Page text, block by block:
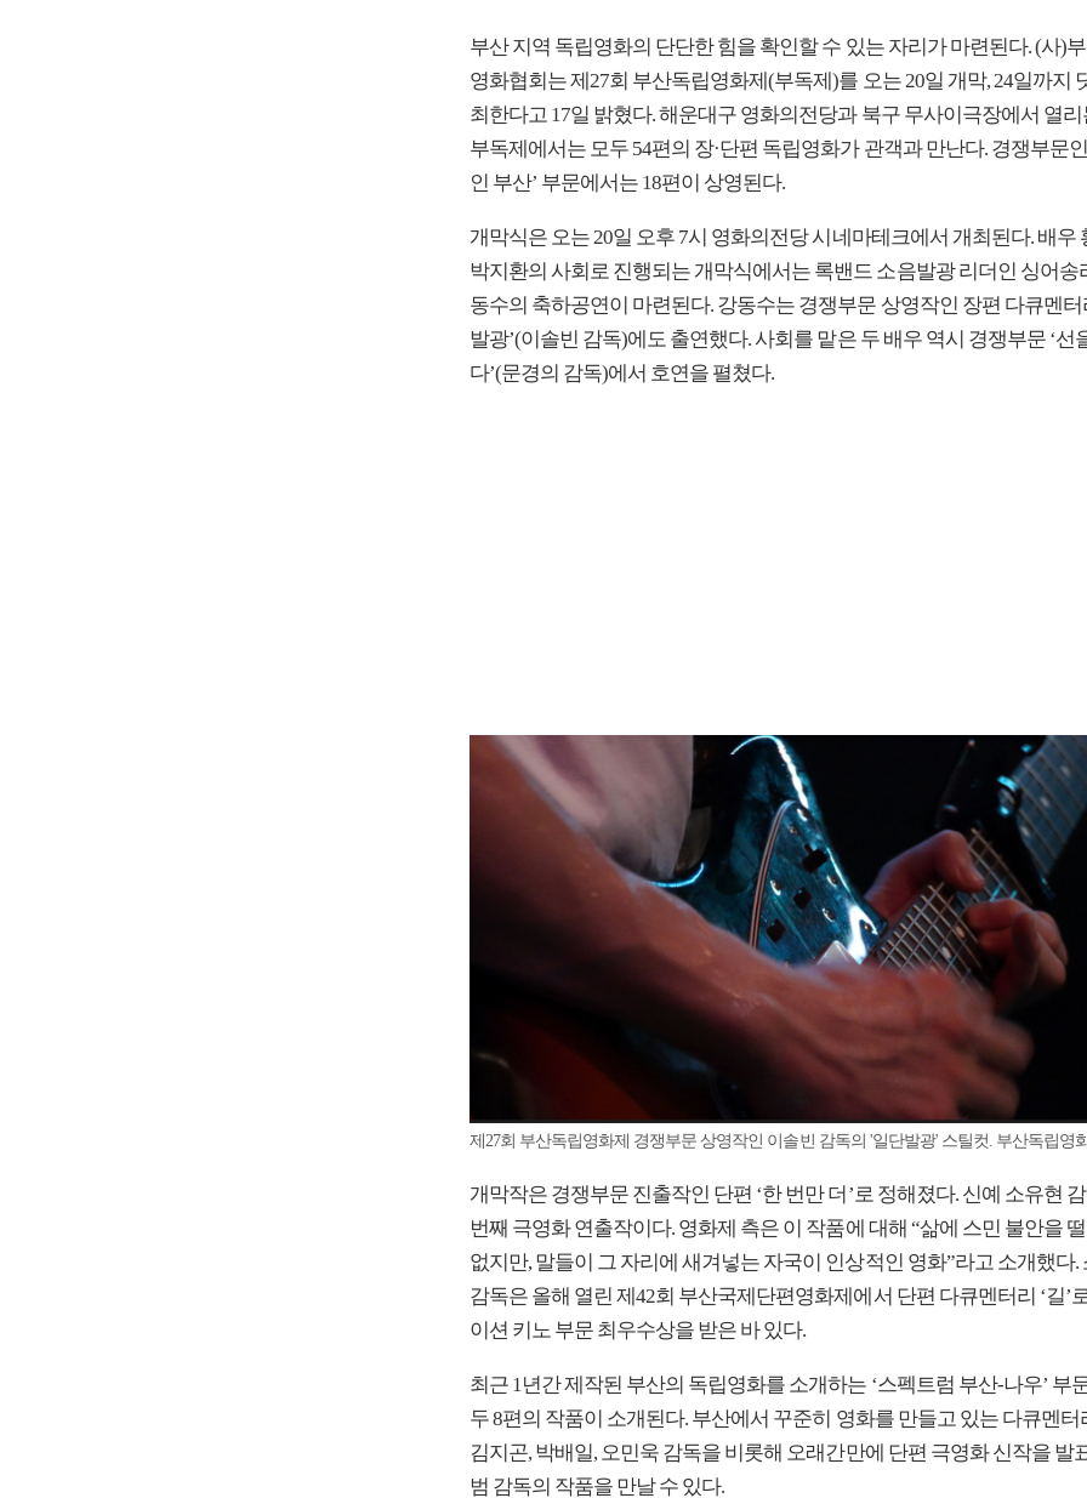
부산 지역 독립영화의 단단한 힘을 확인할 수 있는 자리가 마련된다. (사)
영화협회는 제27회 부산독립영화제(부독제)를 오는 20일 개막, 24일까지
최한다고 17일 밝혔다. 해운대구 영화의전당과 북구 무사이극장에서 열리
부독제에서는 모두 54편의 장·단편 독립영화가 관객과 만난다. 경쟁부문
인 부산’ 부문에서는 18편이 상영된다.
개막식은 오는 20일 오후 7시 영화의전당 시네마테크에서 개최된다. 배우
박지환의 사회로 진행되는 개막식에서는 록밴드 소음발광 리더인 싱어송
동수의 축하공연이 마련된다. 강동수는 경쟁부문 상영작인 장편 다큐멘터
발광’(이솔빈 감독)에도 출연했다. 사회를 맡은 두 배우 역시 경쟁부문 ‘선
다’(문경의 감독)에서 호연을 펼쳤다.
제27회 부산독립영화제 경쟁부문 상영작인 이솔빈 감독의 '일단발광' 스틸컷. 부산독립영
개막작은 경쟁부문 진출작인 단편 ‘한 번만 더’로 정해졌다. 신예 소유현
번째 극영화 연출작이다. 영화제 측은 이 작품에 대해 “삶에 스민 불안을
없지만, 말들이 그 자리에 새겨넣는 자국이 인상적인 영화”라고 소개했다.
감독은 올해 열린 제42회 부산국제단편영화제에서 단편 다큐멘터리 ‘길’
이션 키노 부문 최우수상을 받은 바 있다.
최근 1년간 제작된 부산의 독립영화를 소개하는 ‘스펙트럼 부산-나우’ 부
두 8편의 작품이 소개된다. 부산에서 꾸준히 영화를 만들고 있는 다큐멘터
김지곤, 박배일, 오민욱 감독을 비롯해 오래간만에 단편 극영화 신작을 발
범 감독의 작품을 만날 수 있다.